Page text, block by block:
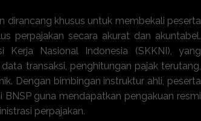
dirancang khusus untuk membekali peserta
perpajakan secara akurat dan akuntabel.
Nasional Indonesia (SKKNI), yang
transaksi, penghitungan pajak terutang,
Dengan bimbingan instruktur ahli, peserta
guna mendapatkan pengakuan resmi
perpajakan.